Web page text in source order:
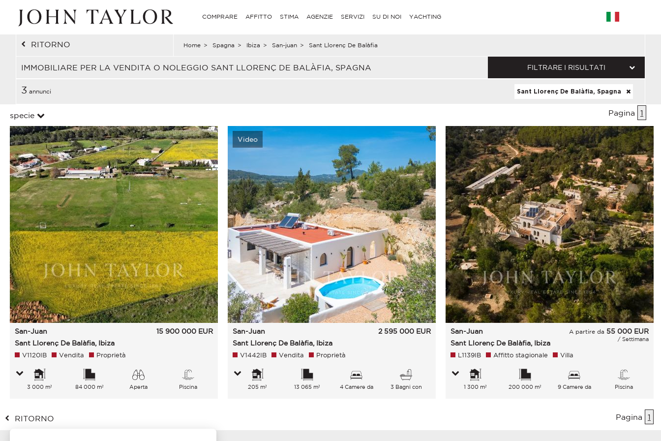
COMPRARE AFFITTO STIMA AGENZIE SERVIZI SU DI NOI YACHTING
RITORNO Home > Spagna > Ibiza > San-juan > Sant Llorenç De Balàfia
IMMOBILIARE PER LA VENDITA O NOLEGGIO SANT LLORENÇ DE BALÀFIA, SPAGNA FILTRARE I RISULTATI
3 annunci Sant Llorenç De Balàfia, Spagna
specie Pagina 1
San-Juan
Sant Llorenç De Balàfia, Ibiza
15 900 000 EUR
V1120IB Vendita Proprietà
3 000 m² 84 000 m²
Aperta
Piscina
Video
San-Juan
Sant Llorenç De Balàfia, Ibiza
2 595 000 EUR
V1442IB Vendita Proprietà
205 m² 13 065 m²
4 Camere da
3 Bagni con
San-Juan
Sant Llorenç De Balàfia, Ibiza
A partire da 55 000 EUR
/ Settimana
L1139IB Affitto stagionale Villa
1 300 m² 200 000 m²
9 Camere da
Piscina
RITORNO Pagina 1